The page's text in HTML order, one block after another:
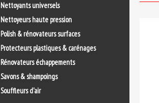
Nettoyants universels
Nettoyeurs haute pression
Polish & rénovateurs surfaces
Protecteurs plastiques & carénages
Rénovateurs échappements
Savons & shampoings
Souffleurs d'air